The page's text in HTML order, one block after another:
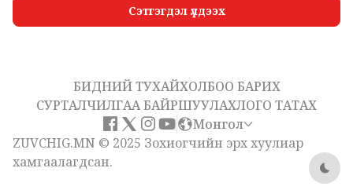
Сэтгэгдэл үлдээх
БИДНИЙ ТУХАЙХОЛБОО БАРИХ
СУРТАЛЧИЛГАА БАЙРШУУЛАХЛОГО ТАТАХ
Монгол
ZUVCHIG.MN © 2025 Зохиогчийн эрх хуулиар
хамгаалагдсан.